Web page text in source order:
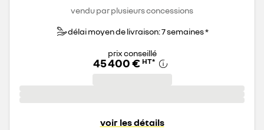
vendu par plusieurs concessions
délai moyen de livraison: 7 semaines *
prix conseillé
45 400 € HT*
voir les détails